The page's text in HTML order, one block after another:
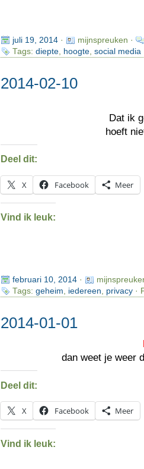
juli 19, 2014·
mijnspreuken ·
Tags: diepte, hoogte, social media
2014-02-10
Dat ik
hoeft
Deel dit:
X Facebook Meer
Vind ik leuk:
februari 10, 2014·
Tags: geheim, iedereen, privacy·
2014-01-01
dan weet je weer
Deel dit:
X Facebook Meer
Vind ik leuk: